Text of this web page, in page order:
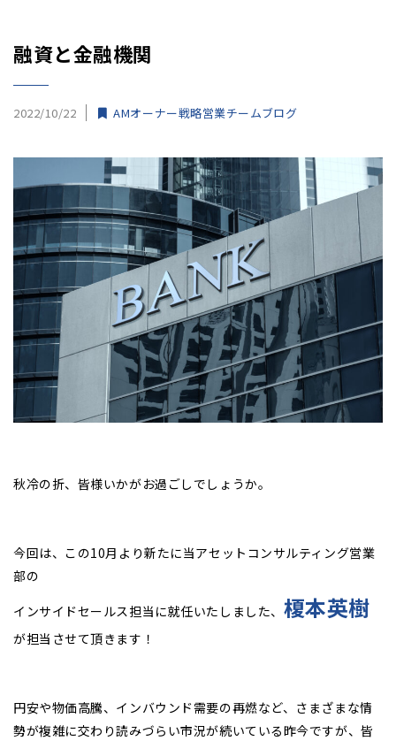
お問い合わせ
[受付時間]10:00〜18:00 [定休日]毎週水曜、第1・3火曜
融資と金融機関
2022/10/22 AMオーナー戦略営業チームブログ
秋冷の折、皆様いかがお過ごしでしょうか。
今回は、この10月より新たに当アセットコンサルティング営業
部の
インサイドセールス担当に就任いたしました、 榎本英樹
が担当させて頂きます！
円安や物価高騰、インバウンド需要の再燃など、さまざまな情
勢が複雑に交わり読みづらい市況が続いている昨今ですが、皆